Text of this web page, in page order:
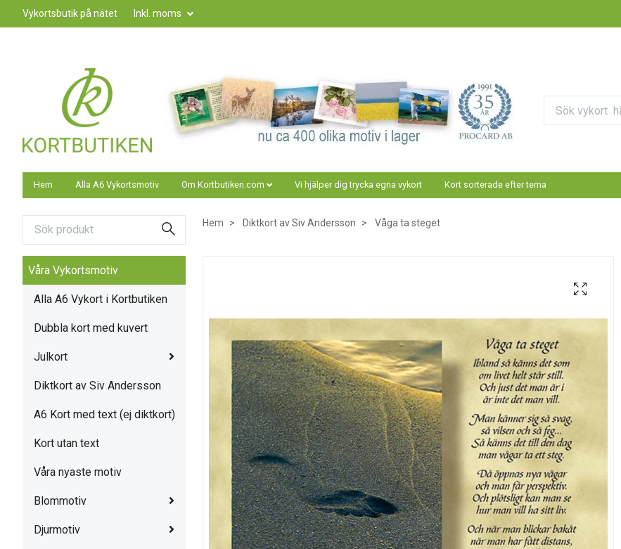
Vykortsbutik på nätet Inkl. moms
Hem Alla A6 Vykortsmotiv Om Kortbutiken.com Vi hjälper dig trycka egna vykort Kort sorterade efter tema
Våra Vykortsmotiv
Alla A6 Vykort i Kortbutiken
Dubbla kort med kuvert
Julkort
Diktkort av Siv Andersson
A6 Kort med text (ej diktkort)
Kort utan text
Våra nyaste motiv
Blommotiv
Djurmotiv
Hem Diktkort av Siv Andersson Våga ta steget